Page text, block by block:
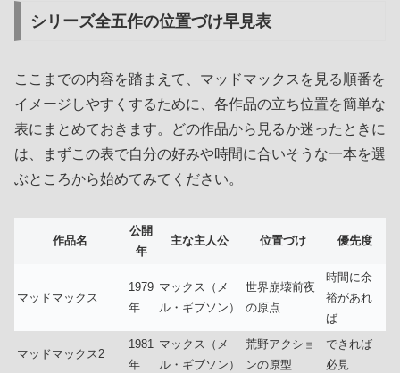
シリーズ全五作の位置づけ早見表
ここまでの内容を踏まえて、マッドマックスを見る順番を
イメージしやすくするために、各作品の立ち位置を簡単な
表にまとめておきます。どの作品から見るか迷ったときに
は、まずこの表で自分の好みや時間に合いそうな一本を選
ぶところから始めてみてください。
作品名
公開
年
主な主人公 位置づけ 優先度
マッドマックス
1979
年
マックス（メ
ル・ギブソン）
世界崩壊前夜
の原点
時間に余
裕があれ
ば
マッドマックス2
1981
年
マックス（メ
ル・ギブソン）
荒野アクショ
ンの原型
できれば
必見